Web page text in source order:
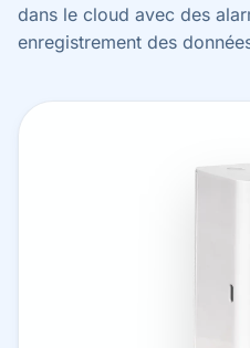
dans le cloud avec des
enregistrement des